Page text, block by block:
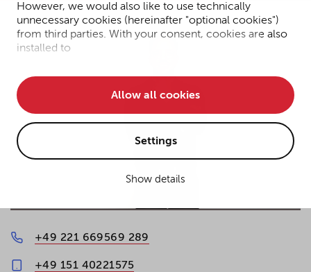
However, we would also like to use technically
unnecessary cookies (hereinafter "optional cookies")
from third parties. With your consent, cookies are also
installed to
• improve the functionality of the website and
• Track your online behavior for targeted advertising
purposes.
Allow all cookies
Settings
Show details
+49 221 669569 289
+49 151 40221575